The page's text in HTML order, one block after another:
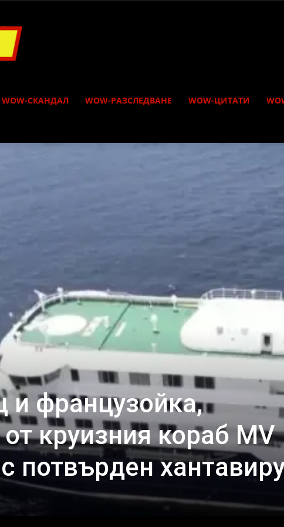
WOW-СКАНДАЛ WOW-РАЗСЛЕДВАНЕ WOW-ЦИТАТИ
и французойка,
круизния кораб MV
потвърден